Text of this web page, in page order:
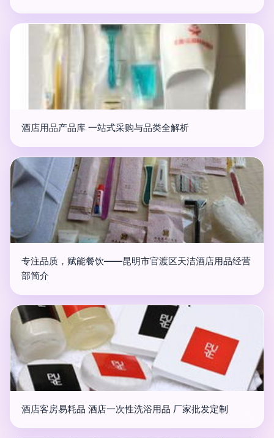
酒店用品产品库 一站式采购与品类全解析
专注品质，赋能餐饮——昆明市官渡区天洁酒店用品经营
部简介
酒店客房易耗品 酒店一次性洗浴用品 厂家批发定制